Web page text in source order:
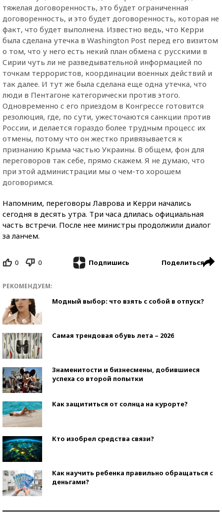
тяжелая договоренность, это будет ограниченная
договоренность, и это будет договоренность, которая не
факт, что будет выполнена. Известно ведь, что Керри
была сделана утечка в Washington Post перед его визитом
о том, что у него есть некий план обмена с русскими в
Сирии чуть ли не разведывательной информацией по
точкам террористов, координации военных действий и
так далее. И тут же была сделана еще одна утечка, что
люди в Пентагоне категорически против этого.
Одновременно с его приездом в Конгрессе готовится
резолюция, где, по сути, ужесточаются санкции против
России, и делается гораздо более трудным процесс их
отмены, потому что он жестко привязывается к
признанию Крыма частью Украины. В общем, фон для
переговоров так себе, прямо скажем. Я не думаю, что
при этой администрации мы о чем-то хорошем
договоримся.
Напомним, переговоры Лаврова и Керри начались
сегодня в десять утра. Три часа длилась официальная
часть встречи. После нее министры продолжили диалог
за ланчем.
0 0 Подпишись Поделиться
РЕКОМЕНДУЕМ:
Модный выбор: что взять с собой в отпуск?
Самая трендовая обувь лета – 2026
Знаменитости и бизнесмены, добившиеся
успеха со второй попытки
Как защититься от солнца на курорте?
Кто изобрел средства связи?
Как научить ребенка правильно обращаться с
деньгами?